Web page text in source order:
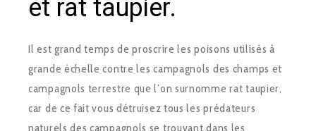
et rat taupier.
Il est grand temps de proscrire les poisons utilisés à
grande échelle contre les campagnols des champs et
campagnols terrestre que l’on surnomme rat taupier,
car de ce fait vous détruisez tous les prédateurs
naturels des campagnols se trouvant dans les